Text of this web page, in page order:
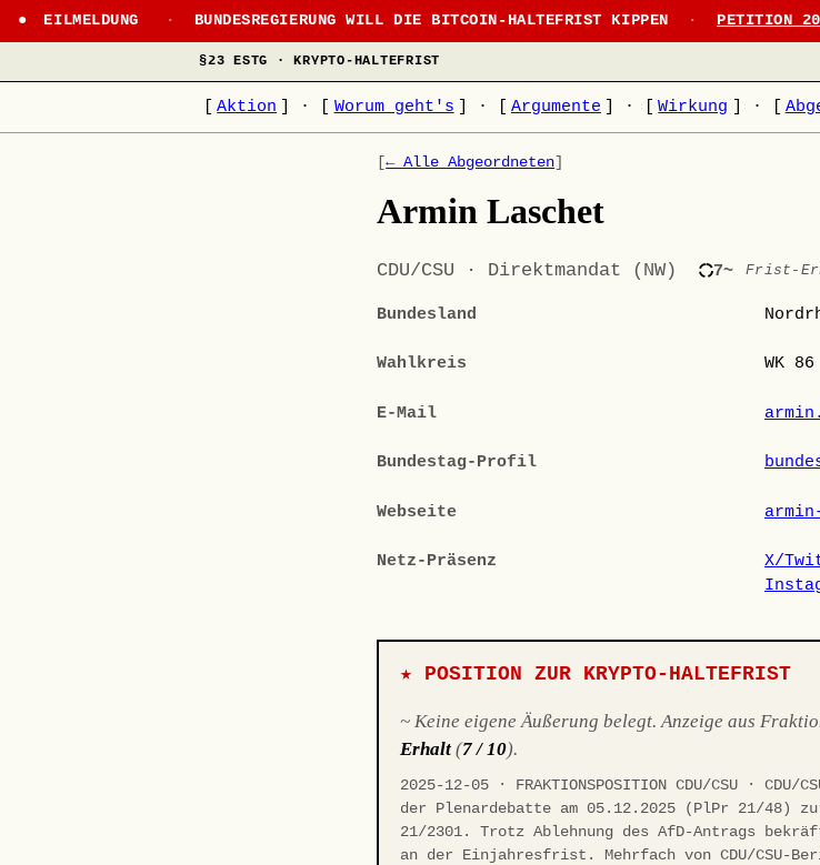
EILMELDUNG · BUNDESREGIERUNG WILL DIE BITCOIN-HALTEFRIST KIPPEN · PETITION
§23 ESTG · KRYPTO-HALTEFRIST
Aktion · Worum geht's · Argumente · Wirkung ·
[← Alle Abgeordneten]
Armin Laschet
CDU/CSU · Direktmandat (NW) 7~ Frist-
Bundesland
Wahlkreis WK 86
E-Mail
Bundestag-Profil
Webseite
Netz-Präsenz X/
★ POSITION ZUR KRYPTO-HALTEFRIST
~ Keine eigene Äußerung belegt. Anzeige aus
Erhalt (7 / 10).
2025-12-05 · FRAKTIONSPOSITION CDU/CSU ·
der Plenardebatte am 05.12.2025 (PlPr 21/48)
21/2301. Trotz Ablehnung des AfD-Antrags
an der Einjahresfrist. Mehrfach von CDU/CSU-